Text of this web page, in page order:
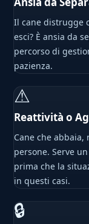
Il cane distrugge
esci? È ansia da
percorso di
pazienza.
⚠
Reattività o
Cane che
persone. Serve
prima che la
in questi casi.
🔒